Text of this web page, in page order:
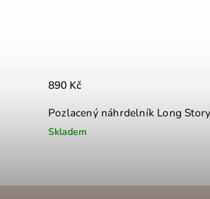
Pozlacený náhrdelník Long
Skladem
890 Kč